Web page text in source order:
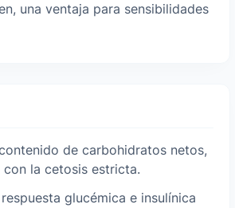
una ventaja para sensibilidades
de carbohidratos netos,
la cetosis estricta.
glucémica e insulínica